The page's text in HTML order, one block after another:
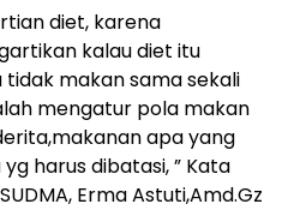
diet, karena
kalau diet itu
makan sama sekali
mengatur pola makan
apa yang
harus dibatasi, ” Kata
Erma Astuti,Amd.Gz